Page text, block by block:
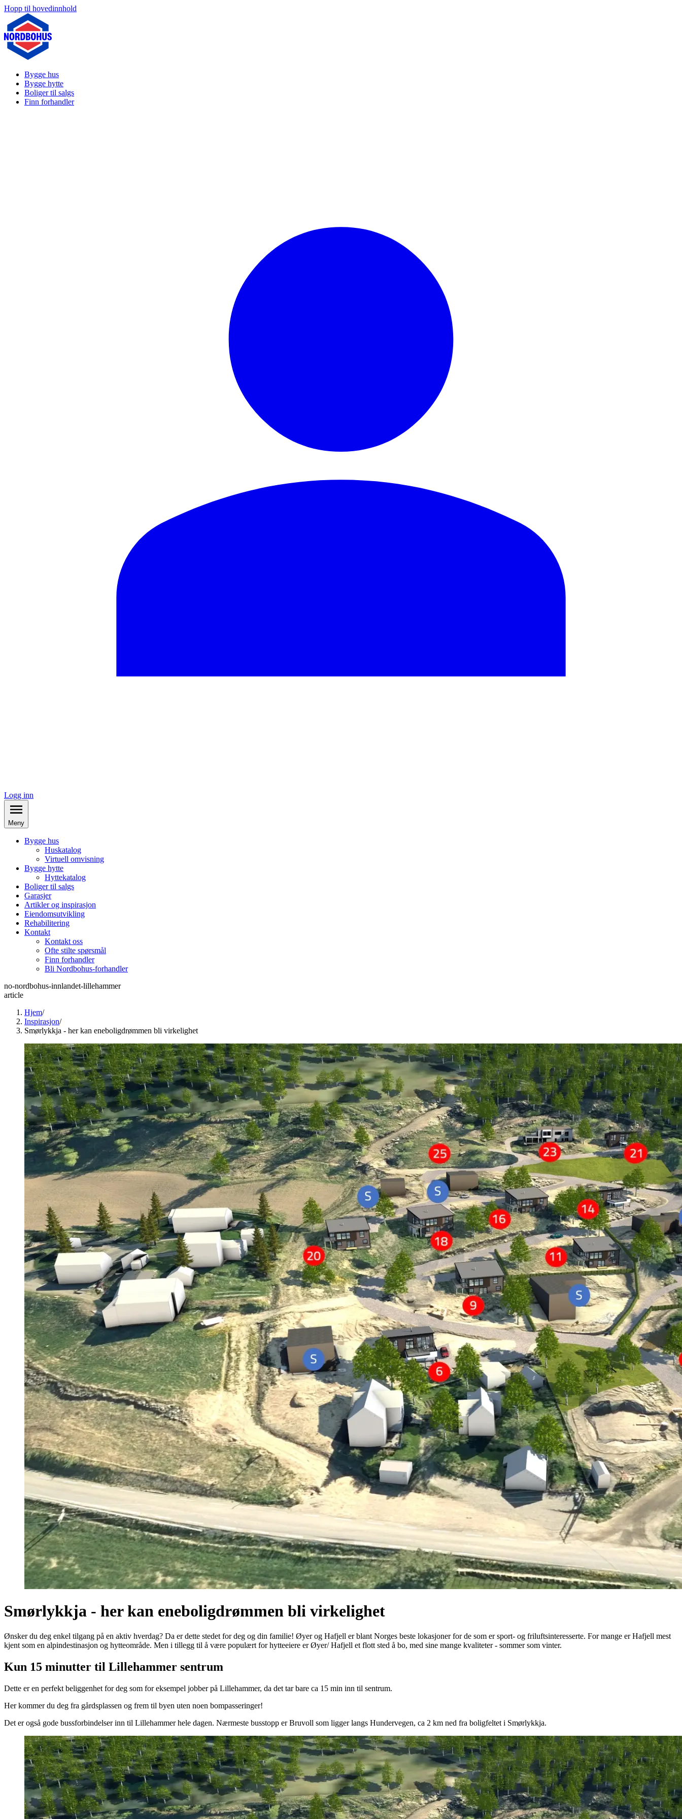
Hopp til hovedinnhold
Bygge hus
Bygge hytte
Boliger til salgs
Finn forhandler
Logg inn
Meny
Bygge hus
Huskatalog
Virtuell omvisning
Bygge hytte
Hyttekatalog
Boliger til salgs
Garasjer
Artikler og inspirasjon
Eiendomsutvikling
Rehabilitering
Kontakt
Kontakt oss
Ofte stilte spørsmål
Finn forhandler
Bli Nordbohus-forhandler
no-nordbohus-innlandet-lillehammer
article
Hjem/
Inspirasjon/
Smørlykkja - her kan eneboligdrømmen bli virkelighet
Smørlykkja - her kan eneboligdrømmen bli virkelighet
Ønsker du deg enkel tilgang på en aktiv hverdag? Da er dette stedet for deg og din familie! Øyer og Hafjell er blant Norges beste lokasjoner for de som er sport- og friluftsinteresserte. For mange er Hafjell mest
kjent som en alpindestinasjon og hytteområde. Men i tillegg til å være populært for hytteeiere er Øyer/ Hafjell et flott sted å bo, med sine mange kvaliteter - sommer som vinter.
Kun 15 minutter til Lillehammer sentrum
Dette er en perfekt beliggenhet for deg som for eksempel jobber på Lillehammer, da det tar bare ca 15 min inn til sentrum.
Her kommer du deg fra gårdsplassen og frem til byen uten noen bompasseringer!
Det er også gode bussforbindelser inn til Lillehammer hele dagen. Nærmeste busstopp er Bruvoll som ligger langs Hundervegen, ca 2 km ned fra boligfeltet i Smørlykkja.